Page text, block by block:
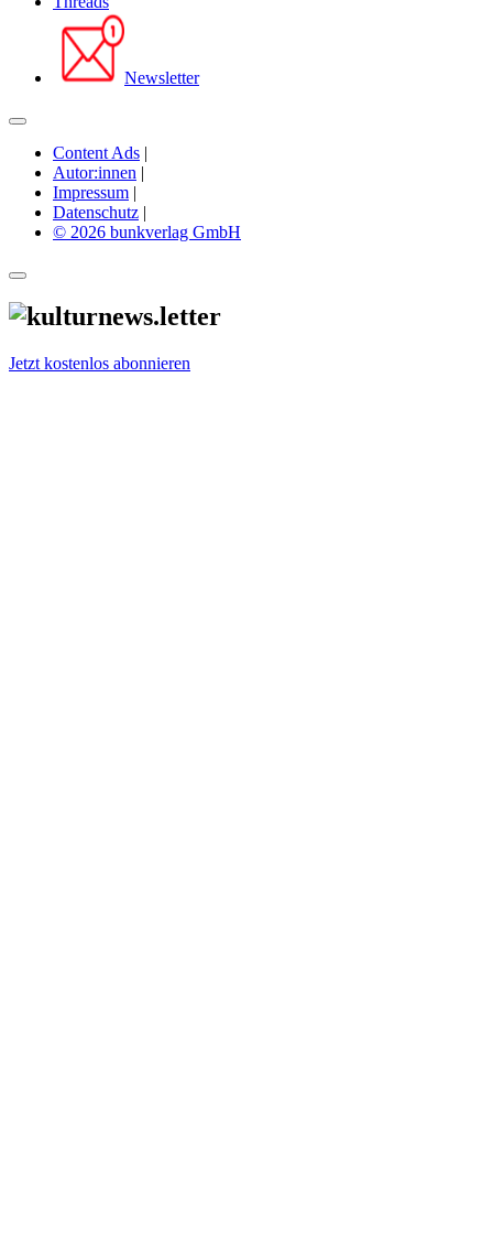
Newsletter
Content Ads |
Autor:innen |
Impressum |
Datenschutz |
© 2026 bunkverlag GmbH
Jetzt kostenlos abonnieren